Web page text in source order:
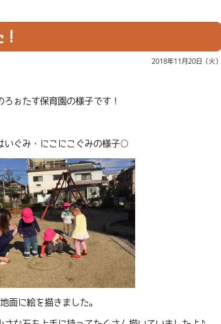
2018年11月20日（火）
ろぉたす保育園の様子です！
ぐみ・にこにこぐみの様子○
地面に絵を描きました。